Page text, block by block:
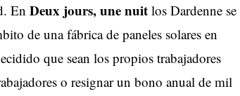
En Deux jours, une nuit los Dardenne se
de una fábrica de paneles solares en
que sean los propios trabajadores
o resignar un bono anual de mil